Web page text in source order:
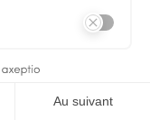
réservons le
Contenu
les présentes
la
Au suivant